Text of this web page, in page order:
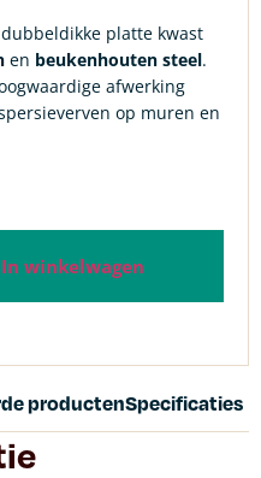
platte kwast
en beukenhouten steel.
afwerking
op muren en
In winkelwagen
productenSpecificaties